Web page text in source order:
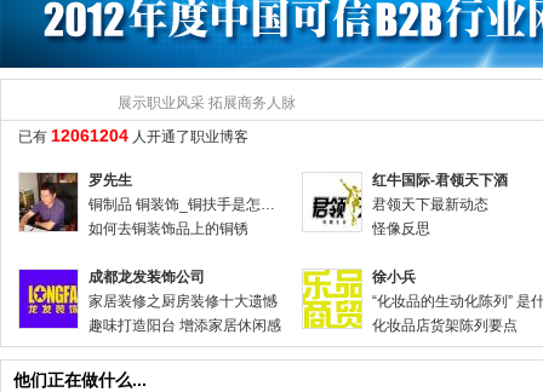
上海台旭净化
力卡塑料托盘
中国之声广告
昆明扬洋科
山东乐建集团
烟台奇山种
梁山金鑫二手化工设备购销总公司
优诺影像|企业宣传片|广告片制作
北京惠源三
诸城污水处理设备
展示职业风采 拓展商务人脉
已有 12061204 人开通了职业博客
罗先生
铜制品 铜装饰_铜扶手是怎么保养的
如何去铜装饰品上的铜锈
红牛国际-君领天下酒
君领天下最新动态
怪像反思
成都龙发装饰公司
家居装修之厨房装修十大遗憾
趣味打造阳台 增添家居休闲感
徐小兵
化妆品店货架陈列要点
他们正在做什么...